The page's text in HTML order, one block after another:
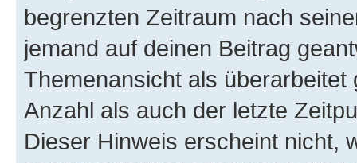
begrenzten Zeitraum nach
jemand auf deinen Beitrag
Themenansicht als
Anzahl als auch der letzte
Dieser Hinweis erscheint nicht,